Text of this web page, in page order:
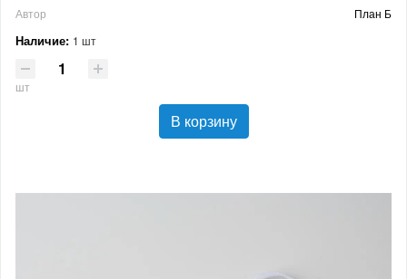
Автор План Б
Наличие: 1 шт
шт
В корзину